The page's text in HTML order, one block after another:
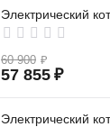
Электрический
60 900 ₽
57 855 ₽
Электрический